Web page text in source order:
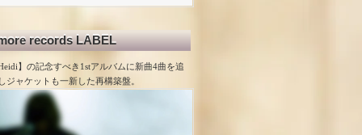
records LABEL
】の記念すべき1stアルバムに新曲4曲を追
ジャケットも一新した再構築盤。